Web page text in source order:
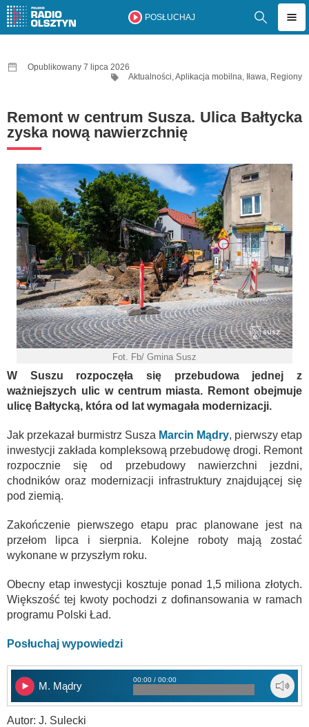
POSŁUCHAJ
Opublikowany 7 lipca 2026
Aktualności,Aplikacja mobilna, Iława, Regiony
Remont w centrum Susza. Ulica Bałtycka
zyska nową nawierzchnię
Fot. Fb/ Gmina Susz
W Suszu rozpoczęła się przebudowa jednej z
ważniejszych ulic w centrum miasta. Remont obejmuje
ulicę Bałtycką, która od lat wymagała modernizacji.
Jak przekazał burmistrz Susza Marcin Mądry, pierwszy etap
inwestycji zakłada kompleksową przebudowę drogi. Remont
rozpocznie się od przebudowy nawierzchni jezdni,
chodników oraz modernizacji infrastruktury znajdującej się
pod ziemią.
Zakończenie pierwszego etapu prac planowane jest na
przełom lipca i sierpnia. Kolejne roboty mają zostać
wykonane w przyszłym roku.
Obecny etap inwestycji kosztuje ponad 1,5 miliona złotych.
Większość tej kwoty pochodzi z dofinansowania w ramach
programu Polski Ład.
Posłuchaj wypowiedzi
M. Mądry
00:00 / 00:00
Autor: J. Sulecki